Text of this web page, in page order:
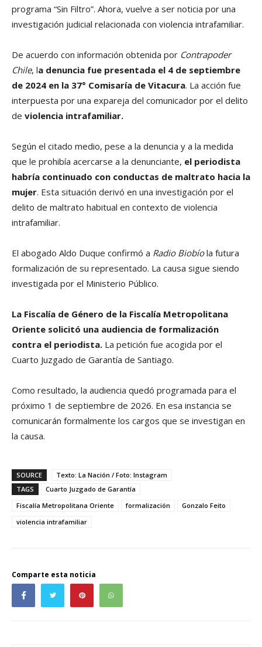
programa “Sin Filtro”. Ahora, vuelve a ser noticia por una
investigación judicial relacionada con violencia intrafamiliar.
De acuerdo con información obtenida por Contrapoder
Chile, la denuncia fue presentada el 4 de septiembre
de 2024 en la 37° Comisaría de Vitacura. La acción fue
interpuesta por una expareja del comunicador por el delito
de violencia intrafamiliar.
Según el citado medio, pese a la denuncia y a la medida
que le prohibía acercarse a la denunciante, el periodista
habría continuado con conductas de maltrato hacia la
mujer. Esta situación derivó en una investigación por el
delito de maltrato habitual en contexto de violencia
intrafamiliar.
El abogado Aldo Duque confirmó a Radio Biobíola futura
formalización de su representado. La causa sigue siendo
investigada por el Ministerio Público.
La Fiscalía de Género de la Fiscalía Metropolitana
Oriente solicitó una audiencia de formalización
contra el periodista. La petición fue acogida por el
Cuarto Juzgado de Garantía de Santiago.
Como resultado, la audiencia quedó programada para el
próximo 1 de septiembre de 2026. En esa instancia se
comunicarán formalmente los cargos que se investigan en
la causa.
SOURCE
Texto: La Nación / Foto: Instagram
TAGS
Cuarto Juzgado de Garantía
Fiscalía Metropolitana Oriente
formalización
Gonzalo Feito
violencia intrafamiliar
Comparte esta noticia